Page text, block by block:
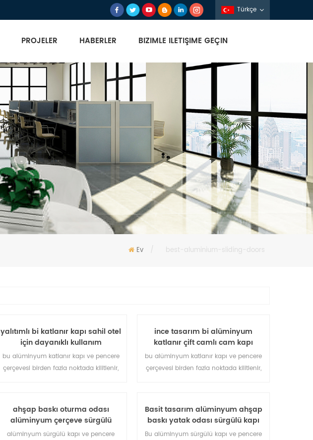
Türkçe
PROJELER HABERLER BIZIMLE ILETIŞIME GEÇIN
Ev / best-aluminium-sliding-doors
yalıtımlı bi katlanır kapı sahil otel
için dayanıklı kullanım
bu alüminyum katlanır kapı ve pencere
çerçevesi birden fazla noktada kilitlenir,
ihtiyaçları karşılamak için çeşitli kapı
ince tasarım bi alüminyum
katlanır çift camlı cam kapı
bu alüminyum katlanır kapı ve pencere
çerçevesi birden fazla noktada kilitlenir,
ihtiyaçları karşılamak için çeşitli kapı
tipleri.
ahşap baskı oturma odası
alüminyum çerçeve sürgülü
pencere sistemi
alüminyum sürgülü kapı ve pencere
Basit tasarım alüminyum ahşap
baskı yatak odası sürgülü kapı
Bu alüminyum sürgülü kapı ve pencere